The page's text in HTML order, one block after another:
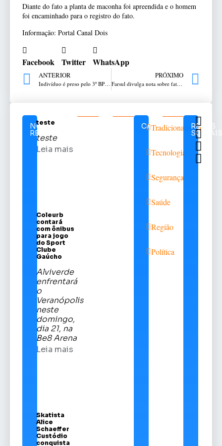
Diante do fato a planta de maconha foi apreendida e o homem
foi encaminhado para o registro do fato.
Informação: Portal Canal Dois
Facebook Twitter WhatsApp
ANTERIOR
Indivíduo é preso pelo 3º BPChq em Tramandaí
PRÓXIMO
Farsul divulga nota sobre fatos registrados em Brasília no dia 8 de janeiro
NOTÍCIAS
RELACIONADAS
teste
teste
Leia mais
Coleurb
contará
com ônibus
para jogo
do Sport
Clube
Gaúcho
Alviverde
enfrentará
o
Veranópolis
neste
domingo,
dia 21, na
Be8 Arena
Leia mais
Skatista
Alice
Schaeffer
Custódio
conquista
CATEGORIAS
Tradicionalismo
Tecnologia
Segurança
Saúde
Região
Política
REDES